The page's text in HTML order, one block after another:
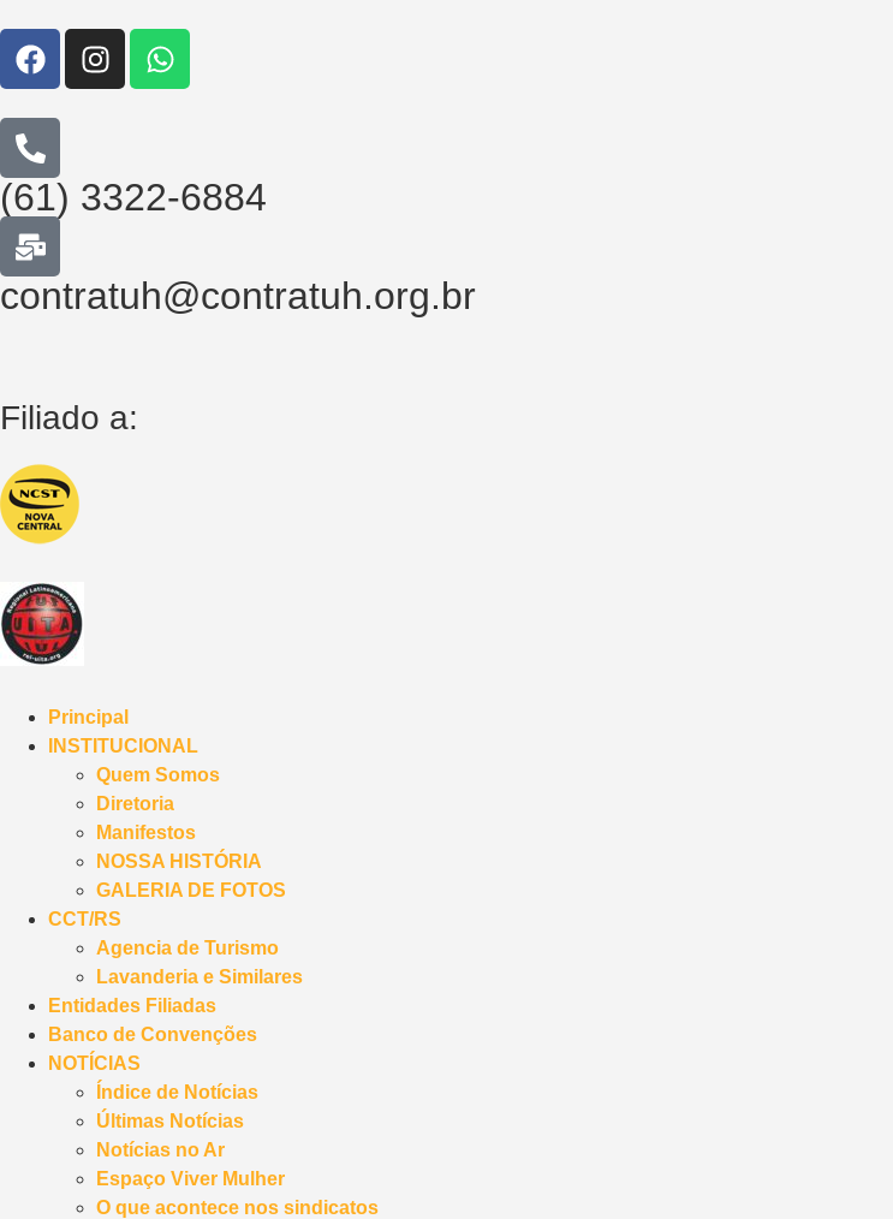
(61) 3322-6884
contratuh@contratuh.org.br
Filiado a:
Principal
INSTITUCIONAL
Quem Somos
Diretoria
Manifestos
NOSSA HISTÓRIA
GALERIA DE FOTOS
CCT/RS
Agencia de Turismo
Lavanderia e Similares
Entidades Filiadas
Banco de Convenções
NOTÍCIAS
Índice de Notícias
Últimas Notícias
Notícias no Ar
Espaço Viver Mulher
O que acontece nos sindicatos